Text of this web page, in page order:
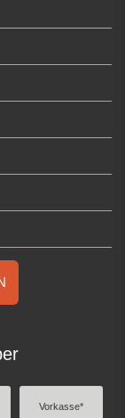
Vorkasse*